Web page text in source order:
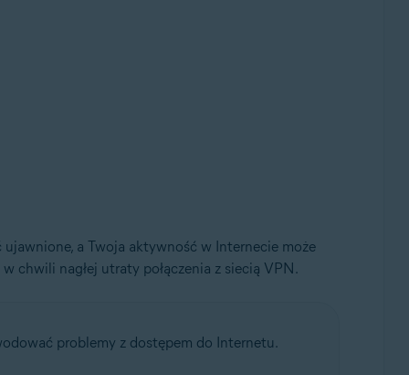
a Twoja aktywność w Internecie może
chwili nagłej utraty połączenia z siecią VPN.
problemy z dostępem do Internetu.